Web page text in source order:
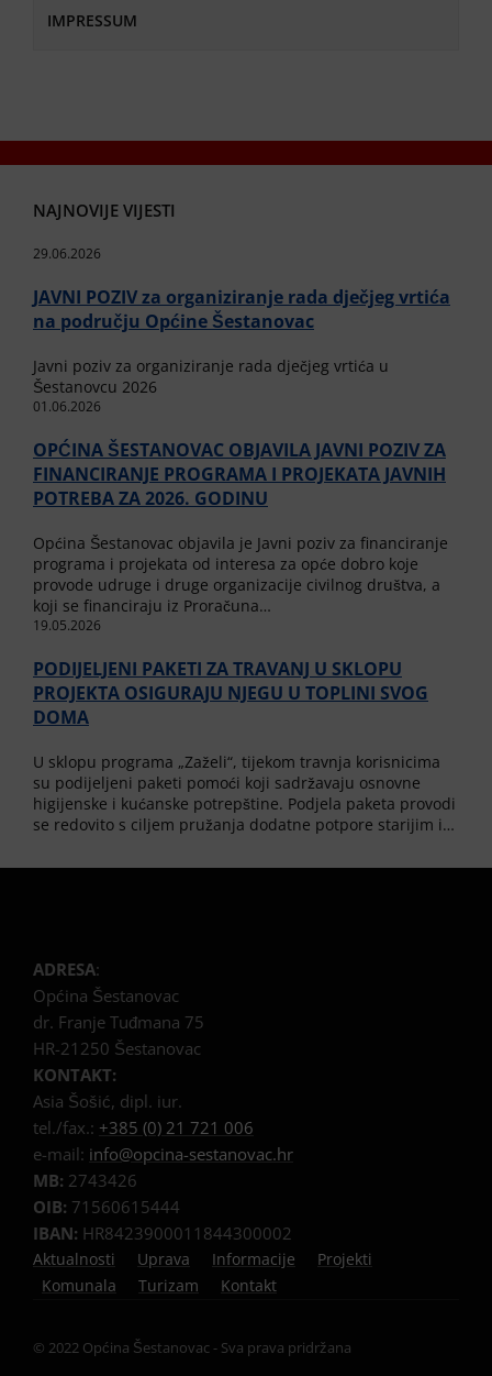
IMPRESSUM
NAJNOVIJE VIJESTI
29.06.2026
JAVNI POZIV za organiziranje rada dječjeg vrtića
na području Općine Šestanovac
Javni poziv za organiziranje rada dječjeg vrtića u
Šestanovcu 2026
01.06.2026
OPĆINA ŠESTANOVAC OBJAVILA JAVNI POZIV ZA
FINANCIRANJE PROGRAMA I PROJEKATA JAVNIH
POTREBA ZA 2026. GODINU
Općina Šestanovac objavila je Javni poziv za financiranje
programa i projekata od interesa za opće dobro koje
provode udruge i druge organizacije civilnog društva, a
koji se financiraju iz Proračuna…
19.05.2026
PODIJELJENI PAKETI ZA TRAVANJ U SKLOPU
PROJEKTA OSIGURAJU NJEGU U TOPLINI SVOG
DOMA
U sklopu programa „Zaželi“, tijekom travnja korisnicima
su podijeljeni paketi pomoći koji sadržavaju osnovne
higijenske i kućanske potrepštine. Podjela paketa provodi
se redovito s ciljem pružanja dodatne potpore starijim i…
ADRESA:
Općina Šestanovac
dr. Franje Tuđmana 75
HR-21250 Šestanovac
KONTAKT:
Asia Šošić, dipl. iur.
tel./fax.: +385 (0) 21 721 006
e-mail: info@opcina-sestanovac.hr
MB: 2743426
OIB: 71560615444
IBAN: HR8423900011844300002
Aktualnosti Uprava Informacije
Projekti
Komunala
Turizam Kontakt
© 2022 Općina Šestanovac - Sva prava pridržana